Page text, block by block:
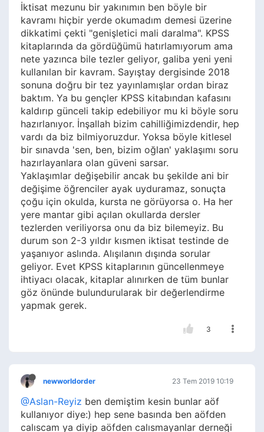
İktisat mezunu bir yakınımın ben böyle bir
kavramı hiçbir yerde okumadım demesi üzerine
dikkatimi çekti "genişletici mali daralma". KPSS
kitaplarında da gördüğümü hatırlamıyorum ama
nete yazınca bile tezler geliyor, galiba yeni yeni
kullanılan bir kavram. Sayıştay dergisinde 2018
sonuna doğru bir tez yayınlamışlar ordan biraz
baktım. Ya bu gençler KPSS kitabından kafasını
kaldırıp günceli takip edebiliyor mu ki böyle soru
hazırlanıyor. İnşallah bizim cahilliğimizdendir, hep
vardı da biz bilmiyoruzdur. Yoksa böyle kitlesel
bir sınavda 'sen, ben, bizim oğlan' yaklaşımı soru
hazırlayanlara olan güveni sarsar.
Yaklaşımlar değişebilir ancak bu şekilde ani bir
değişime öğrenciler ayak uyduramaz, sonuçta
çoğu için okulda, kursta ne görüyorsa o. Ha her
yere mantar gibi açılan okullarda dersler
tezlerden veriliyorsa onu da biz bilemeyiz. Bu
durum son 2-3 yıldır kısmen iktisat testinde de
yaşanıyor aslında. Alışılanın dışında sorular
geliyor. Evet KPSS kitaplarının güncellenmeye
ihtiyacı olacak, kitaplar alınırken de tüm bunlar
göz önünde bulundurularak bir değerlendirme
yapmak gerek.
3
newworldorder 23 Tem 2019 10:19
@Aslan-Reyiz ben demiştim kesin bunlar aöf
kullanıyor diye:) hep sene basında ben aöfden
calıscam ya diyip aöfden calısmayanlar derneği